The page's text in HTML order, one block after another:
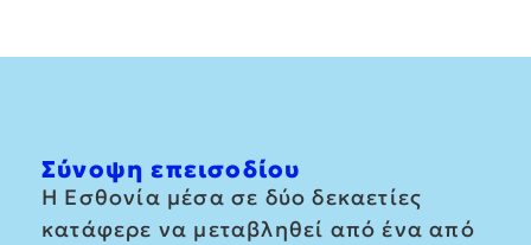
Σύνοψη επεισοδίου
Η Εσθονία μέσα σε δύο δεκαετίες
κατάφερε να μεταβληθεί από ένα από